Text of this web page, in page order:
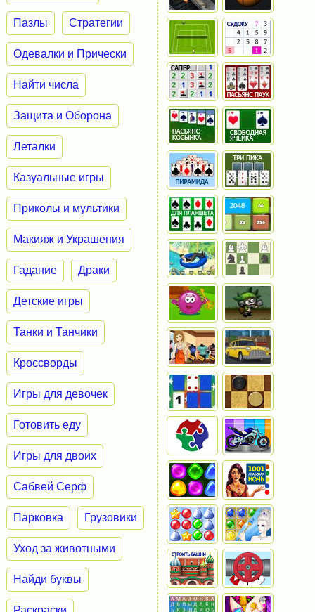
Пазлы Стратегии
Одевалки и Прически
Найти числа
Защита и Оборона
Леталки
Казуальные игры
Приколы и мультики
Макияж и Украшения
Гадание Драки
Детские игры
Танки и Танчики
Кроссворды
Игры для девочек
Готовить еду
Игры для двоих
Сабвей Серф
Парковка Грузовики
Уход за животными
Найди буквы